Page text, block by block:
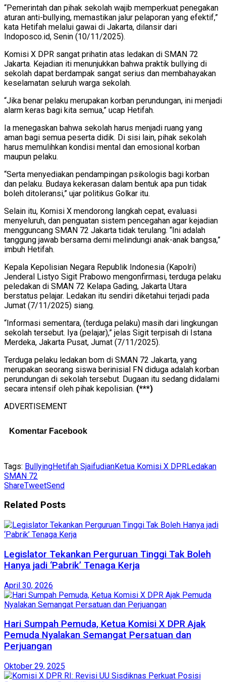
“Pemerintah dan pihak sekolah wajib memperkuat penegakan
aturan anti-bullying, memastikan jalur pelaporan yang efektif,”
kata Hetifah melalui gawai di Jakarta, dilansir dari
Indoposco.id, Senin (10/11/2025).
Komisi X DPR sangat prihatin atas ledakan di SMAN 72
Jakarta. Kejadian iti menunjukkan bahwa praktik bullying di
sekolah dapat berdampak sangat serius dan membahayakan
keselamatan seluruh warga sekolah.
“Jika benar pelaku merupakan korban perundungan, ini menjadi
alarm keras bagi kita semua,” ucap Hetifah.
Ia menegaskan bahwa sekolah harus menjadi ruang yang
aman bagi semua peserta didik. Di sisi lain, pihak sekolah
harus memulihkan kondisi mental dan emosional korban
maupun pelaku.
“Serta menyediakan pendampingan psikologis bagi korban
dan pelaku. Budaya kekerasan dalam bentuk apa pun tidak
boleh ditoleransi,” ujar politikus Golkar itu.
Selain itu, Komisi X mendorong langkah cepat, evaluasi
menyeluruh, dan penguatan sistem pencegahan agar kejadian
mengguncang SMAN 72 Jakarta tidak terulang. “Ini adalah
tanggung jawab bersama demi melindungi anak-anak bangsa,”
imbuh Hetifah.
Kepala Kepolisian Negara Republik Indonesia (Kapolri)
Jenderal Listyo Sigit Prabowo mengonfirmasi, terduga pelaku
peledakan di SMAN 72 Kelapa Gading, Jakarta Utara
berstatus pelajar. Ledakan itu sendiri diketahui terjadi pada
Jumat (7/11/2025) siang.
“Informasi sementara, (terduga pelaku) masih dari lingkungan
sekolah tersebut. Iya (pelajar),” jelas Sigit terpisah di Istana
Merdeka, Jakarta Pusat, Jumat (7/11/2025).
Terduga pelaku ledakan bom di SMAN 72 Jakarta, yang
merupakan seorang siswa berinisial FN diduga adalah korban
perundungan di sekolah tersebut. Dugaan itu sedang didalami
secara intensif oleh pihak kepolisian. (***)
ADVERTISEMENT
Komentar Facebook
Tags: BullyingHetifah SjaifudianKetua Komisi X DPRLedakan
SMAN 72
ShareTweetSend
Related Posts
Legislator Tekankan Perguruan Tinggi Tak Boleh
Hanya jadi ‘Pabrik’ Tenaga Kerja
April 30, 2026
Hari Sumpah Pemuda, Ketua Komisi X DPR Ajak
Pemuda Nyalakan Semangat Persatuan dan
Perjuangan
Oktober 29, 2025